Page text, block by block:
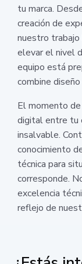
tu marca.
creación de
nuestro trabajo
elevar el nivel
equipo está
combine
El momento
digital entre tu
insalvable.
conocimiento
técnica para
corresponde.
excelencia
reflejo de